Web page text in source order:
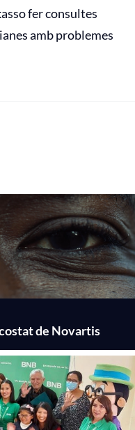
fer consultes
amb problemes
de Novartis